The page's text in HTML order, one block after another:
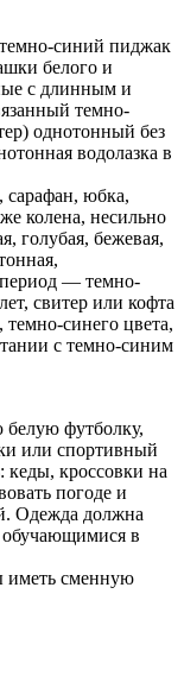
синий пиджак
белого и
с длинным и
темно-
однотонный без
водолазка в
сарафан, юбка,
колена, несильно
голубая, бежевая,
период — темно-
свитер или кофта
синего цвета,
с темно-синим
футболку,
или спортивный
кеды, кроссовки на
погоде и
Одежда должна
в
иметь сменную